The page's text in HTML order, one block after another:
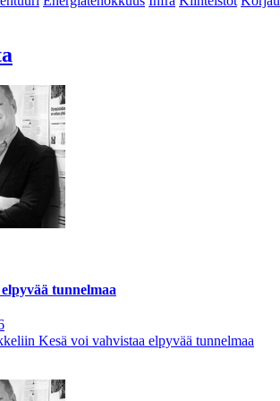
tunnelmaa
Kesä voi vahvistaa elpyvää tunnelmaa